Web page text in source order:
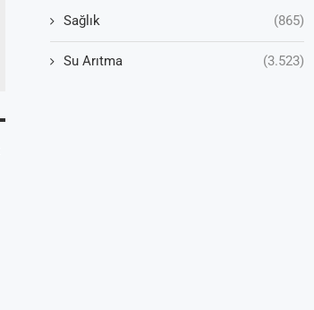
Sağlık (865)
Su Arıtma (3.523)